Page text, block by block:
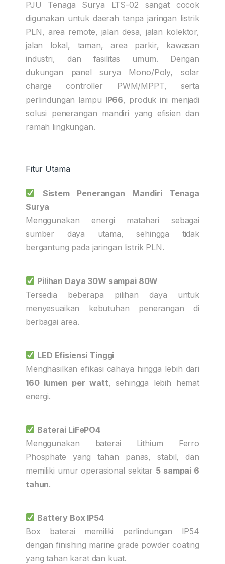
PJU Tenaga Surya LTS-02 sangat cocok
digunakan untuk daerah tanpa jaringan listrik
PLN, area remote, jalan desa, jalan kolektor,
jalan lokal, taman, area parkir, kawasan
industri, dan fasilitas umum. Dengan
dukungan panel surya Mono/Poly, solar
charge controller PWM/MPPT, serta
perlindungan lampu IP66, produk ini menjadi
solusi penerangan mandiri yang efisien dan
ramah lingkungan.
Fitur Utama
Sistem Penerangan Mandiri Tenaga
Surya
Menggunakan energi matahari sebagai
sumber daya utama, sehingga tidak
bergantung pada jaringan listrik PLN.
Pilihan Daya 30W sampai 80W
Tersedia beberapa pilihan daya untuk
menyesuaikan kebutuhan penerangan di
berbagai area.
LED Efisiensi Tinggi
Menghasilkan efikasi cahaya hingga lebih dari
160 lumen per watt, sehingga lebih hemat
energi.
Baterai LiFePO4
Menggunakan baterai Lithium Ferro
Phosphate yang tahan panas, stabil, dan
memiliki umur operasional sekitar 5 sampai 6
tahun.
Battery Box IP54
Box baterai memiliki perlindungan IP54
dengan finishing marine grade powder coating
yang tahan karat dan kuat.